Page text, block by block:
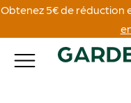
Obtenez 5€ de réduction